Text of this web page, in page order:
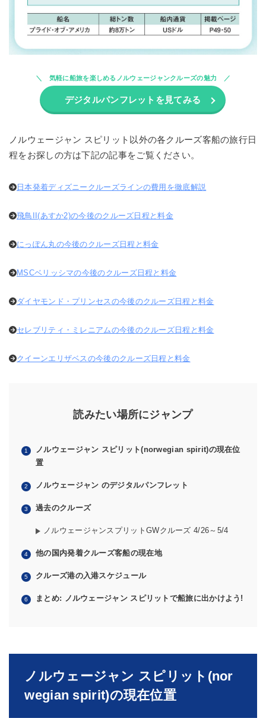
気軽に船旅を楽しめるノルウェージャンクルーズの魅力
デジタルパンフレットを見てみる
ノルウェージャン スピリット以外の各クルーズ客船の旅行日
程をお探しの方は下記の記事をご覧ください。
日本発着ディズニークルーズラインの費用を徹底解説
飛鳥II(あすか2)の今後のクルーズ日程と料金
にっぽん丸の今後のクルーズ日程と料金
MSCベリッシマの今後のクルーズ日程と料金
ダイヤモンド・プリンセスの今後のクルーズ日程と料金
セレブリティ・ミレニアムの今後のクルーズ日程と料金
クイーンエリザベスの今後のクルーズ日程と料金
読みたい場所にジャンプ
ノルウェージャン スピリット(norwegian spirit)の現在位
置
ノルウェージャン のデジタルパンフレット
過去のクルーズ
ノルウェージャンスプリットGWクルーズ 4/26～5/4
他の国内発着クルーズ客船の現在地
クルーズ港の入港スケジュール
まとめ: ノルウェージャン スピリットで船旅に出かけよう!
ノルウェージャン スピリット(nor
wegian spirit)の現在位置